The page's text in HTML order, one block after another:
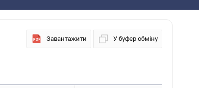
Завантажити У буфер обміну